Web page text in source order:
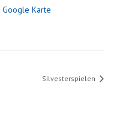
Google Karte
Silvesterspielen